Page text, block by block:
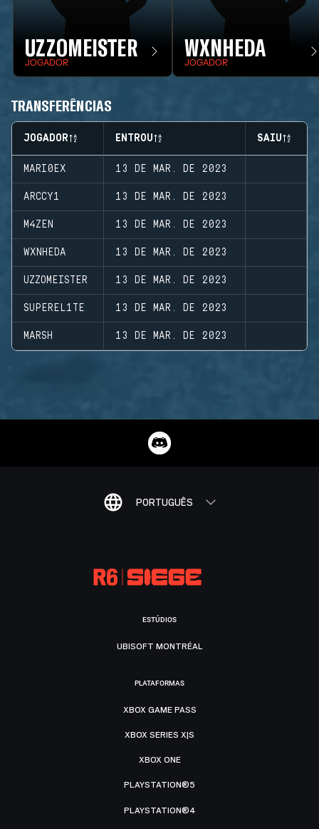
UZZOMEISTER
JOGADOR
WXNHEDA
JOGADOR
TRANSFERÊNCIAS
JOGADOR ENTROU SAIU
MARI0EX 13 DE MAR. DE 2023
ARCCY1 13 DE MAR. DE 2023
M4ZEN 13 DE MAR. DE 2023
WXNHEDA 13 DE MAR. DE 2023
UZZOMEISTER 13 DE MAR. DE 2023
SUPEREL1TE 13 DE MAR. DE 2023
MARSH 13 DE MAR. DE 2023
PORTUGUÊS
ESTÚDIOS
UBISOFT MONTRÉAL
PLATAFORMAS
XBOX GAME PASS
XBOX SERIES X|S
XBOX ONE
PLAYSTATION®5
PLAYSTATION®4